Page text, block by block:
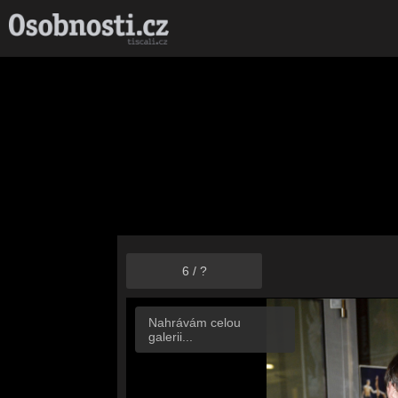
Nahrávám celou
galerii...
6 / ?